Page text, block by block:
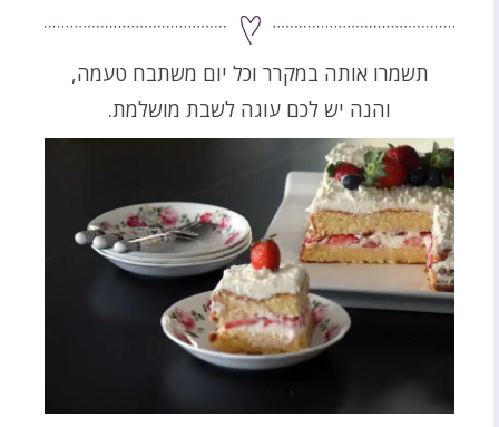
תשמרו אותה במקרר וכל יום משתבח טעמה,
והנה יש לכם עוגה לשבת מושלמת.